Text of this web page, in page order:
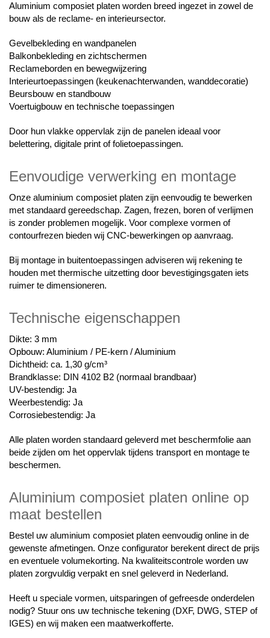
Aluminium composiet platen worden breed ingezet in zowel de
bouw als de reclame- en interieursector.
Gevelbekleding en wandpanelen
Balkonbekleding en zichtschermen
Reclameborden en bewegwijzering
Interieurtoepassingen (keukenachterwanden, wanddecoratie)
Beursbouw en standbouw
Voertuigbouw en technische toepassingen
Door hun vlakke oppervlak zijn de panelen ideaal voor
belettering, digitale print of folietoepassingen.
Eenvoudige verwerking en montage
Onze aluminium composiet platen zijn eenvoudig te bewerken
met standaard gereedschap. Zagen, frezen, boren of verlijmen
is zonder problemen mogelijk. Voor complexe vormen of
contourfrezen bieden wij CNC-bewerkingen op aanvraag.
Bij montage in buitentoepassingen adviseren wij rekening te
houden met thermische uitzetting door bevestigingsgaten iets
ruimer te dimensioneren.
Technische eigenschappen
Dikte: 3 mm
Opbouw: Aluminium / PE-kern / Aluminium
Dichtheid: ca. 1,30 g/cm³
Brandklasse: DIN 4102 B2 (normaal brandbaar)
UV-bestendig: Ja
Weerbestendig: Ja
Corrosiebestendig: Ja
Alle platen worden standaard geleverd met beschermfolie aan
beide zijden om het oppervlak tijdens transport en montage te
beschermen.
Aluminium composiet platen online op
maat bestellen
Bestel uw aluminium composiet platen eenvoudig online in de
gewenste afmetingen. Onze configurator berekent direct de prijs
en eventuele volumekorting. Na kwaliteitscontrole worden uw
platen zorgvuldig verpakt en snel geleverd in Nederland.
Heeft u speciale vormen, uitsparingen of gefreesde onderdelen
nodig? Stuur ons uw technische tekening (DXF, DWG, STEP of
IGES) en wij maken een maatwerkofferte.